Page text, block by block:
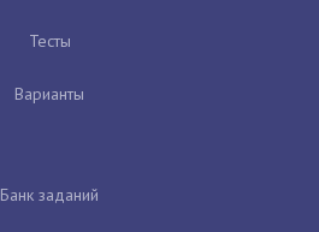
Тесты
Варианты
Банк заданий